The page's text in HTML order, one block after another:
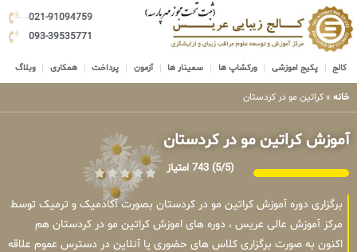
021-91094759
093-39535771
کالج پکیج اموزشی ورکشاپ ها سمینار ها آزمون پرداخت همکاری وبلاگ
خانه » کراتین مو در کردستان
آموزش کراتین مو در کردستان
(5/5) 743 امتیاز
برگزاری دوره آموزش کراتین مو در کردستان بصورت آکادمیک و ترمیک توسط
مرکز آموزش عالی عریس ، دوره های اموزش کراتین مو در کردستان هم
اکنون به صورت برگزاری کلاس های حضوری یا آنلاین در دسترس عموم علاقه